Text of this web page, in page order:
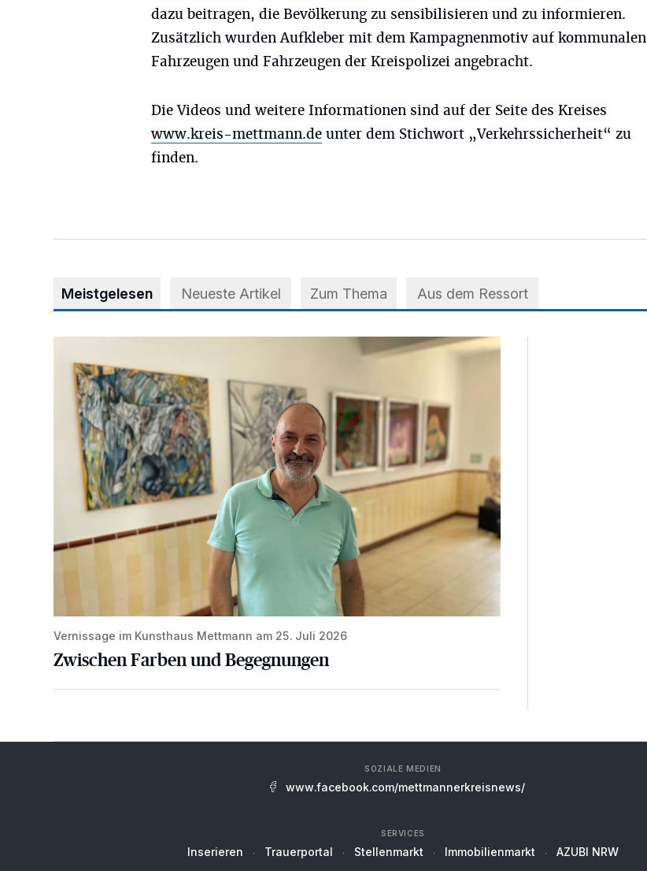
dazu beitragen, die Bevölkerung zu sensibilisieren und zu informieren.
Zusätzlich wurden Aufkleber mit dem Kampagnenmotiv auf kommunalen
Fahrzeugen und Fahrzeugen der Kreispolizei angebracht.
Die Videos und weitere Informationen sind auf der Seite des Kreises
www.kreis-mettmann.de unter dem Stichwort „Verkehrssicherheit“ zu
finden.
Meistgelesen Neueste Artikel Zum Thema Aus dem Ressort
Vernissage im Kunsthaus Mettmann am 25. Juli 2026
Zwischen Farben und Begegnungen
SOZIALE MEDIEN
www.facebook.com/mettmannerkreisnews/
SERVICES
Inserieren Trauerportal Stellenmarkt Immobilienmarkt AZUBI NRW